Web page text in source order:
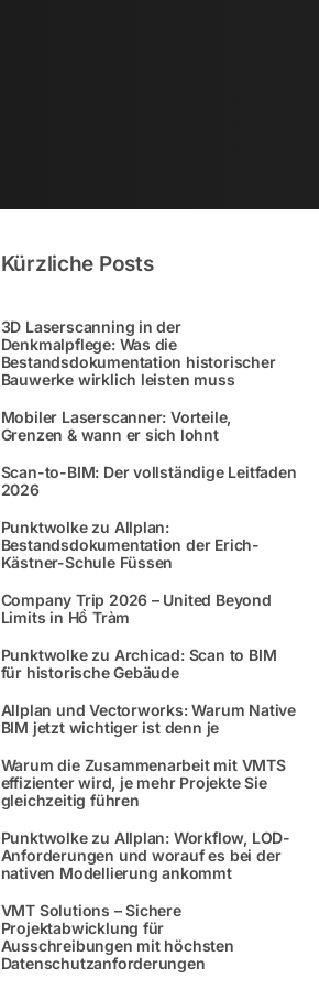
Kürzliche Posts
3D Laserscanning in der
Denkmalpflege: Was die
Bestandsdokumentation historischer
Bauwerke wirklich leisten muss
Mobiler Laserscanner: Vorteile,
Grenzen & wann er sich lohnt
Scan-to-BIM: Der vollständige Leitfaden
2026
Punktwolke zu Allplan:
Bestandsdokumentation der Erich-
Kästner-Schule Füssen
Company Trip 2026 – United Beyond
Limits in Hồ Tràm
Punktwolke zu Archicad: Scan to BIM
für historische Gebäude
Allplan und Vectorworks: Warum Native
BIM jetzt wichtiger ist denn je
Warum die Zusammenarbeit mit VMTS
effizienter wird, je mehr Projekte Sie
gleichzeitig führen
Punktwolke zu Allplan: Workflow, LOD-
Anforderungen und worauf es bei der
nativen Modellierung ankommt
VMT Solutions – Sichere
Projektabwicklung für
Ausschreibungen mit höchsten
Datenschutzanforderungen